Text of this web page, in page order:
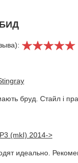
БИД
бруд. Стайл і
(mkI) 2014->
идеально.